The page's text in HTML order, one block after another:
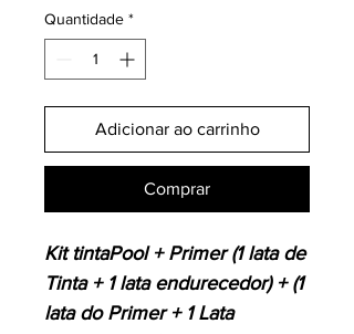
Quantidade *
Adicionar ao carrinho
Comprar
Kit tintaPool + Primer (1 lata de
Tinta + 1 lata endurecedor) + (1
lata do Primer + 1 Lata